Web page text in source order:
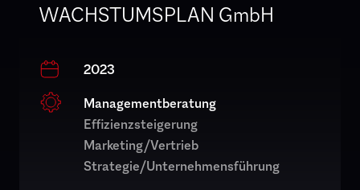
WACHSTUMSPLAN GmbH
2023
Managementberatung
Effizienzsteigerung
Marketing/Vertrieb
Strategie/Unternehmensführung